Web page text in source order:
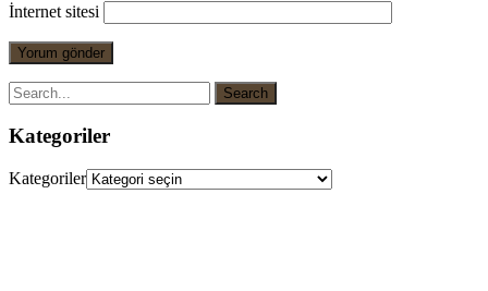
İnternet sitesi
Kategoriler
Kategoriler